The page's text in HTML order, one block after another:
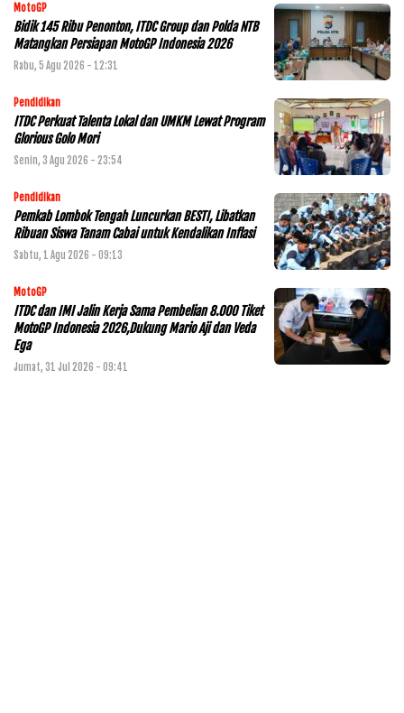
MotoGP
Bidik 145 Ribu Penonton, ITDC Group dan Polda NTB
Matangkan Persiapan MotoGP Indonesia 2026
Rabu, 5 Agu 2026 - 12:31
Pendidikan
ITDC Perkuat Talenta Lokal dan UMKM Lewat Program
Glorious Golo Mori
Senin, 3 Agu 2026 - 23:54
Pendidikan
Pemkab Lombok Tengah Luncurkan BESTI, Libatkan
Ribuan Siswa Tanam Cabai untuk Kendalikan Inflasi
Sabtu, 1 Agu 2026 - 09:13
MotoGP
ITDC dan IMI Jalin Kerja Sama Pembelian 8.000 Tiket
MotoGP Indonesia 2026,Dukung Mario Aji dan Veda
Ega
Jumat, 31 Jul 2026 - 09:41